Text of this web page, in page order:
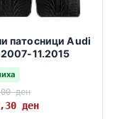
патосници Audi
11.2015
ден
ден